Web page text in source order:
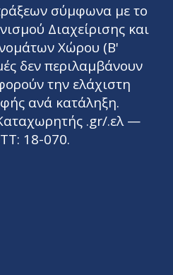
σύμφωνα με το
Διαχείρισης και
Χώρου (Β'
δεν περιλαμβάνουν
την ελάχιστη
ανά κατάληξη.
.gr/.ελ —
18-070.